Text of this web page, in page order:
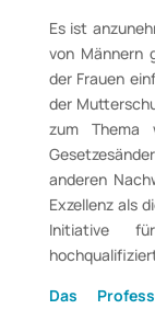
Es ist
von Männern
der Frauen
der
zum Thema
anderen
Exzellenz als
Initiative
Das